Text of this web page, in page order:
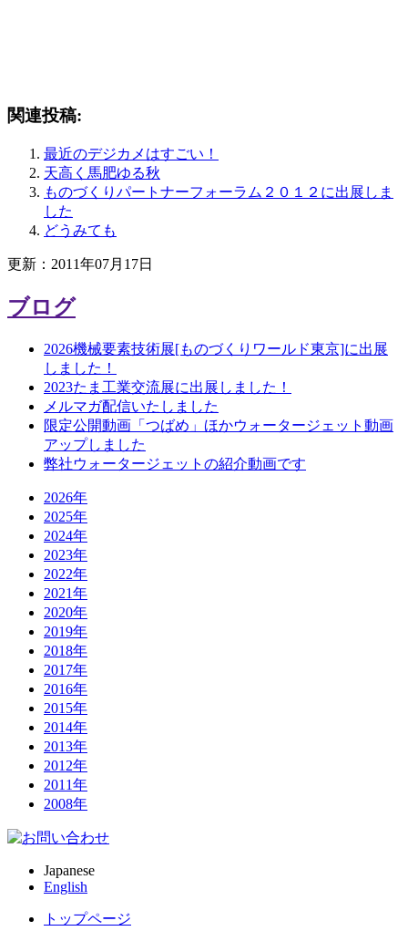
関連投稿:
最近のデジカメはすごい！
天高く馬肥ゆる秋
ものづくりパートナーフォーラム２０１２に出展しま
した
どうみても
更新：2011年07月17日
ブログ
2026機械要素技術展[ものづくりワールド東京]に出展
しました！
2023たま工業交流展に出展しました！
メルマガ配信いたしました
限定公開動画「つばめ」ほかウォータージェット動画
アップしました
弊社ウォータージェットの紹介動画です
2026年
2025年
2024年
2023年
2022年
2021年
2020年
2019年
2018年
2017年
2016年
2015年
2014年
2013年
2012年
2011年
2008年
Japanese
English
トップページ